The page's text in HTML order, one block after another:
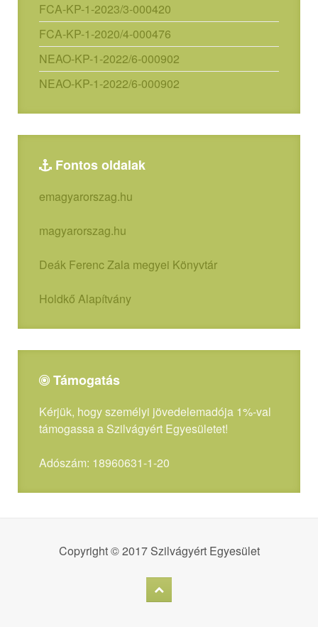
FCA-KP-1-2023/3-000420
FCA-KP-1-2020/4-000476
NEAO-KP-1-2022/6-000902
NEAO-KP-1-2022/6-000902
Fontos oldalak
emagyarorszag.hu
magyarorszag.hu
Deák Ferenc Zala megyei Könyvtár
Holdkő Alapítvány
Támogatás
Kérjük, hogy személyi jövedelemadója 1%-val
támogassa a Szilvágyért Egyesületet!
Adószám: 18960631-1-20
Copyright © 2017 Szilvágyért Egyesület